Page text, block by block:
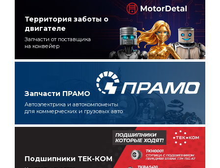
Территория заботы о
двигателе
Запчасти от поставщика
на конвейер
Запчасти ПРАМО
Автоэлектрика и автокомпоненты
для коммерческих и грузовых авто
Подшипники ТЕК-КОМ